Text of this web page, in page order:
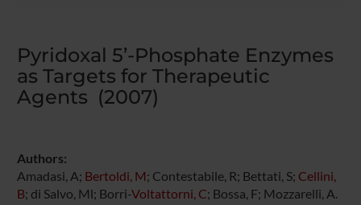
Pyridoxal 5’-Phosphate Enzymes
as Targets for Therapeutic
Agents (2007)
Authors:
Amadasi, A; Bertoldi, M; Contestabile, R; Bettati, S; Cellini,
B; di Salvo, Ml; Borri-Voltattorni, C; Bossa, F; Mozzarelli, A.